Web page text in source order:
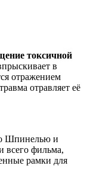
токсичной
в
отражением
отравляет её
Шпинелью и
всего фильма,
рамки для